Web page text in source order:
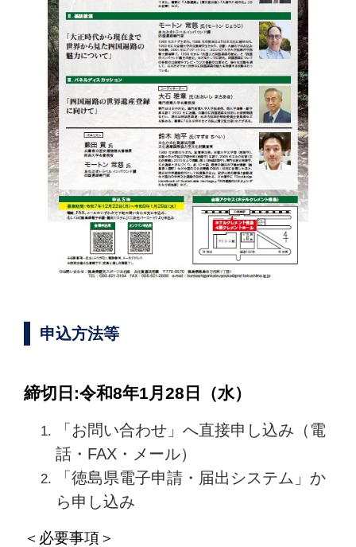
申込方法等
締切日:令和8年1月28日（水）
「お問い合わせ」へ直接申し込み（電
話・FAX・メール）
「徳島県電子申請・届出システム」か
ら申し込み
＜必要事項＞